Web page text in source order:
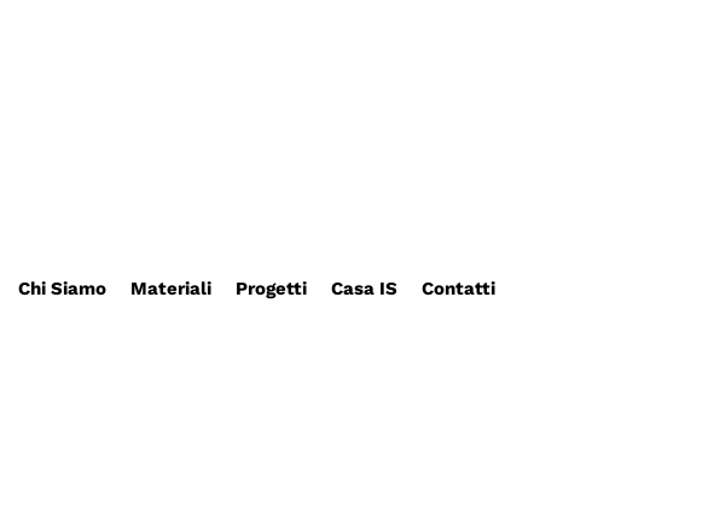
Chi Siamo Materiali Progetti Casa IS Contatti